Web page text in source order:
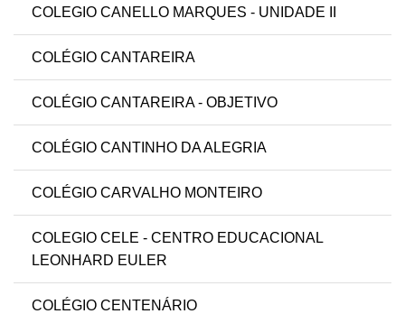
COLEGIO CANELLO MARQUES - UNIDADE II
COLÉGIO CANTAREIRA
COLÉGIO CANTAREIRA - OBJETIVO
COLÉGIO CANTINHO DA ALEGRIA
COLÉGIO CARVALHO MONTEIRO
COLEGIO CELE - CENTRO EDUCACIONAL
LEONHARD EULER
COLÉGIO CENTENÁRIO